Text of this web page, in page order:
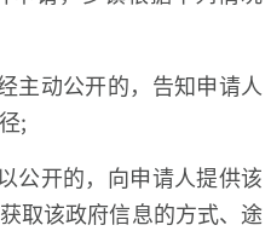
主动公开的，告知申请人
;
公开的，向申请人提供该
取该政府信息的方式、途